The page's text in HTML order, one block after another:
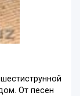
От песен